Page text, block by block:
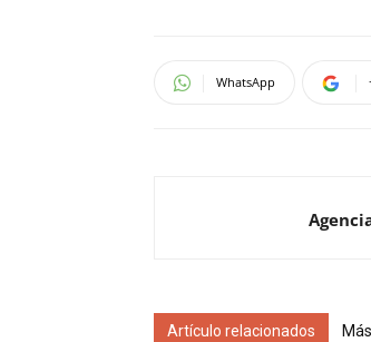
WhatsApp
Artículo relacionados